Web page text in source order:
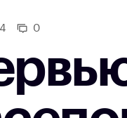
0